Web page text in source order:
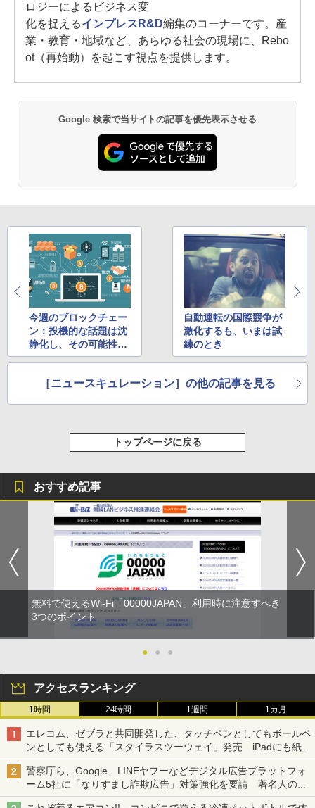
ロジーによるビジネス変
化を捉えるインプレスR&D編集のコーナーです。産
業・教育・地域など、あらゆる社会の現場に、Rebo
ot（再始動）を起こす視点を提供します。
Google 検索で当サイトの記事を優先表示させる
今週のブロックチェー
ン：投機的な話題は沈
静化し、その可能性と
課題の議論が進む
自動運転の国際競争が
激化するも、いまは試
練のとき
［ニュースキュレーション］の他の記事を見る
トップページに戻る
おすすめ記事
無料で使えるWi-Fi「00000JAPAN」利用時に注意すべき
3つのポイント
● ● ●
アクセスランキング
1時間 24時間 1週間 1カ月
エレコム、ゼブラと共同開発した、タッチペンとしてもボールペ
ンとしても使える「スタイラスツーウェイ」発売 iPadにも紙に
も、持ち替えずに書き込める
警察庁ら、Google、LINEヤフーなどデジタル広告プラットフォ
ーム5社に「なりすまし詐欺広告」対策強化を要請 著名人の写
真や映像を使った投資詐欺などへの対策として